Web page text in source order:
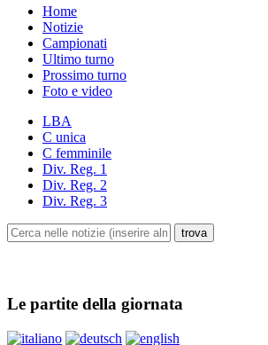
Home
Notizie
Campionati
Ultimo turno
Prossimo turno
Foto e video
LBA
C unica
C femminile
Div. Reg. 1
Div. Reg. 2
Div. Reg. 3
Le partite della giornata